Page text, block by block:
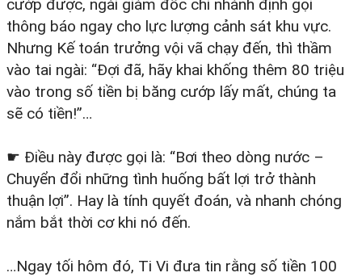
cướp được, ngài giám đốc chi nhánh định gọi
thông báo ngay cho lực lượng cảnh sát khu vực.
Nhưng Kế toán trưởng vội vã chạy đến, thì thầm
vào tai ngài: “Đợi đã, hãy khai khống thêm 80 triệu
vào trong số tiền bị băng cướp lấy mất, chúng ta
sẽ có tiền!”…
☛ Điều này được gọi là: “Bơi theo dòng nước –
Chuyển đổi những tình huống bất lợi trở thành
thuận lợi”. Hay là tính quyết đoán, và nhanh chóng
nắm bắt thời cơ khi nó đến.
…Ngay tối hôm đó, Ti Vi đưa tin rằng số tiền 100